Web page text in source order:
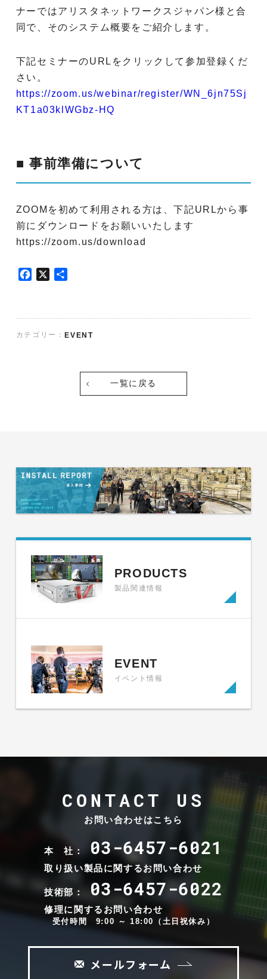
ナーではアリスタネットワークスジャパン様と合
同で、そのシステム概要をご紹介します。
下記セミナーのURLをクリックして参加登録くだ
さい。
https://zoom.us/webinar/register/WN_6jn75Sj
KT1a03klWGbz-HQ
■ 事前準備について
ZOOMを初めて利用される方は、下記URLから事
前にダウンロードをお願いいたします
https://zoom.us/download
o
X
カテゴリー：EVENT
一覧に戻る
PRODUCTS
製品関連情報
EVENT
イベント情報
CONTACT US
お問い合わせはこちら
本 社： 03-6457-6021
取り扱い製品に関するお問い合わせ
技術部： 03-6457-6022
修理に関するお問い合わせ
受付時間 9:00 ～ 18:00（土日祝休み）
メールフォーム